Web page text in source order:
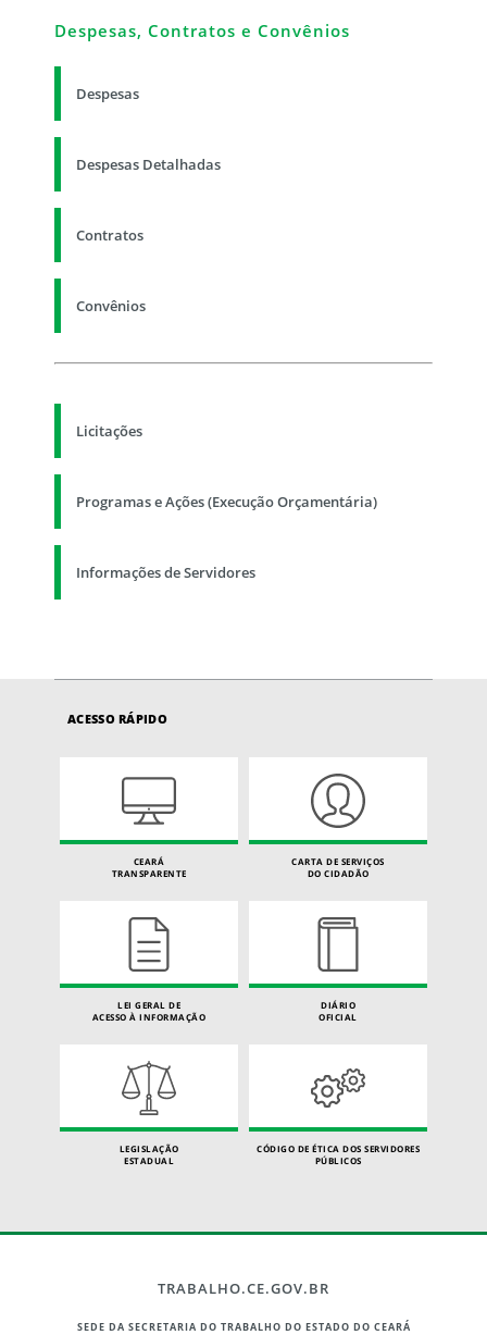
Despesas, Contratos e Convênios
Despesas
Despesas Detalhadas
Contratos
Convênios
Licitações
Programas e Ações (Execução Orçamentária)
Informações de Servidores
ACESSO RÁPIDO
CEARÁ
TRANSPARENTE
CARTA DE SERVIÇOS
DO CIDADÃO
LEI GERAL DE
ACESSO À INFORMAÇÃO
DIÁRIO
OFICIAL
LEGISLAÇÃO
ESTADUAL
CÓDIGO DE ÉTICA DOS SERVIDORES
PÚBLICOS
TRABALHO.CE.GOV.BR
SEDE DA SECRETARIA DO TRABALHO DO ESTADO DO CEARÁ